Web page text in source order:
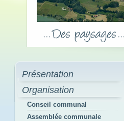
Présentation
Organisation
Conseil communal
Assemblée communale